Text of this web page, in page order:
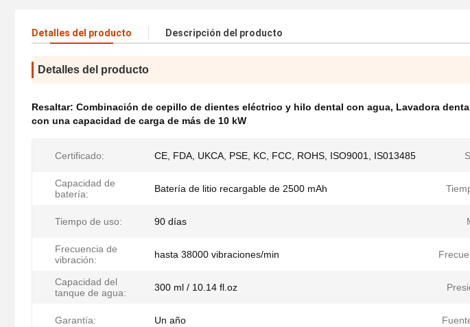
Detalles del producto Descripción del producto
Detalles del producto
Resaltar: Combinación de cepillo de dientes eléctrico y hilo dental con agua, Lavadora
con una capacidad de carga de más de 10 kW
Certificado: CE, FDA, UKCA, PSE, KC, FCC, ROHS, ISO9001, IS013485
Capacidad de
batería:
Batería de litio recargable de 2500 mAh
Tiempo de uso: 90 días
Frecuencia de
vibración:
hasta 38000 vibraciones/min
Capacidad del
tanque de agua:
300 ml / 10.14 fl.oz
Garantía: Un año